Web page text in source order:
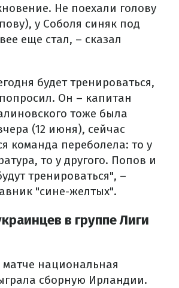
Не поехали голову
у Соболя синяк под
еще стал, – сказал
будет тренироваться,
Он – капитан
тоже была
(12 июня), сейчас
команда переболела: то у
то у другого. Попов и
тренироваться", –
"сине-желтых".
в группе Лиги
матче национальная
сборную Ирландии.